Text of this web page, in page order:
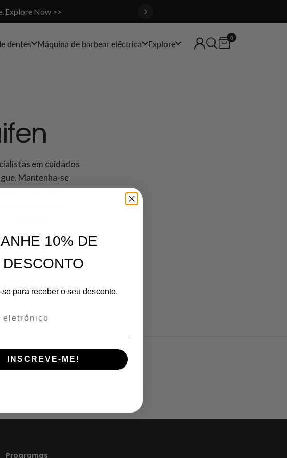
Explore Now >>
dentes Máquina de barbear eléctrica Explore
0
em cuidados
Mantenha-se
cobre todos os
possível.
Programas
10% DE
DESCONTO
se para receber o seu desconto.
INSCREVE-ME!